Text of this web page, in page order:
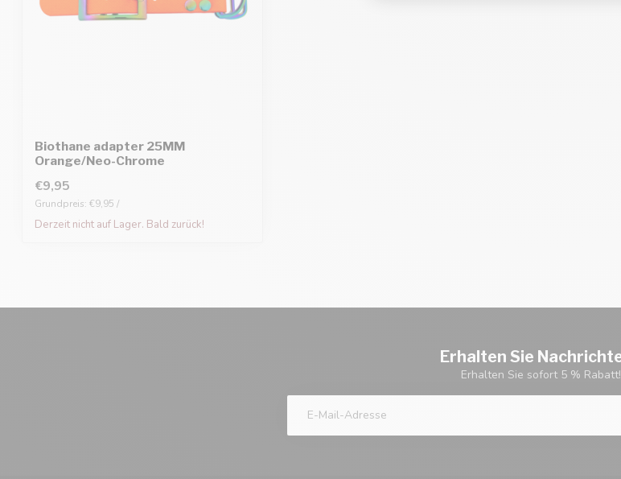
Biothane adapter 25MM
Orange/Neo-Chrome
€9,95
Grundpreis: €9,95 /
Derzeit nicht auf Lager. Bald zurück!
Erhalten Sie
Erhalten Sie sofort 5 % Rabatt!